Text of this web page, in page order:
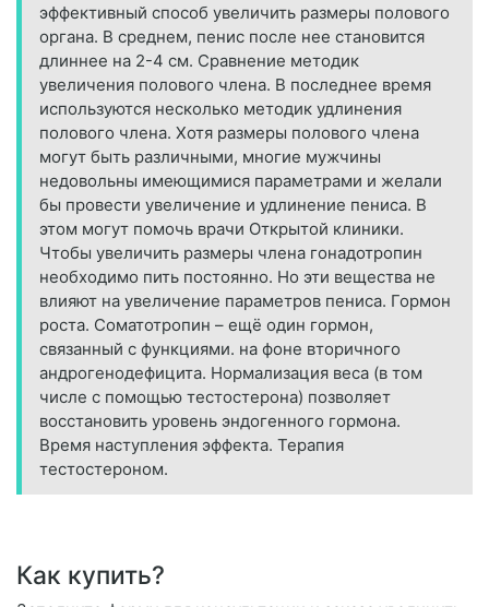
эффективный способ увеличить размеры полового
органа. В среднем, пенис после нее становится
длиннее на 2-4 см. Сравнение методик
увеличения полового члена. В последнее время
используются несколько методик удлинения
полового члена. Хотя размеры полового члена
могут быть различными, многие мужчины
недовольны имеющимися параметрами и желали
бы провести увеличение и удлинение пениса. В
этом могут помочь врачи Открытой клиники.
Чтобы увеличить размеры члена гонадотропин
необходимо пить постоянно. Но эти вещества не
влияют на увеличение параметров пениса. Гормон
роста. Соматотропин – ещё один гормон,
связанный с функциями. на фоне вторичного
андрогенодефицита. Нормализация веса (в том
числе с помощью тестостерона) позволяет
восстановить уровень эндогенного гормона.
Время наступления эффекта. Терапия
тестостероном.
Как купить?